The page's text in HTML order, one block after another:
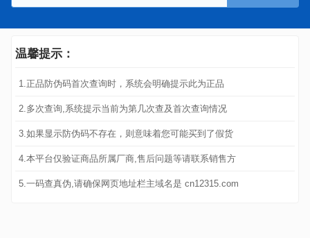
温馨提示：
1.正品防伪码首次查询时，系统会明确提示此为正品
2.多次查询,系统提示当前为第几次查及首次查询情况
3.如果显示防伪码不存在，则意味着您可能买到了假货
4.本平台仅验证商品所属厂商,售后问题等请联系销售方
5.一码查真伪,请确保网页地址栏主域名是 cn12315.com